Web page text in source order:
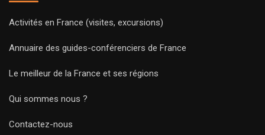
Activités en France (visites, excursions)
Annuaire des guides-conférenciers de France
Le meilleur de la France et ses régions
Qui sommes nous ?
Contactez-nous